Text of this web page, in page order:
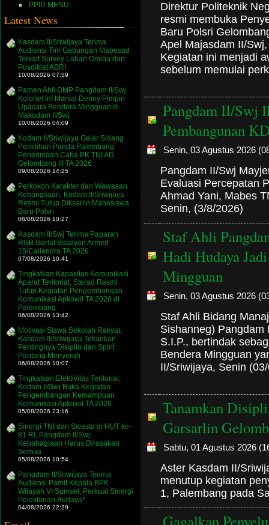
PPID MENU
Latest News
Kasdam II/Sriwijaya Terima
Audiensi Tim Gabungan Mabesad
Terkait Survey Lahan Omiba dan
Pusdiklat ABRI
10/08/2026 07:59
Pamen Ahli OMP Pangdam II/Swj
Kolonel Inf Marsal Denny Pimpin
Upacara Bendera Mingguan di
Makodam II/Swj
10/08/2026 04:09
Kodam II/Sriwijaya Gelar Sidang
Pemilihan Panda Palembang
Penerimaan Caba PK TNI AD
Gelombang III TA 2026
09/08/2026 14:25
Perkokoh Karakter dan Wawasan
Kebangsaan, Kodam II/Sriwijaya
Resmi Tutup Diksarlin Mahasiswa
Baru Polsri
08/08/2026 10:27
Kasdam II/Swj Terima Paparan
RGB Garlat Batalyon Armed
15/Cailendra TA 2026
07/08/2026 10:41
Tingkatkan Kapasitas Komunikasi
Aparat Teritorial, Sterad Resmi
Tutup Kegiatan Pengembangan
Komunikasi Apkowil TA 2026 di
Palembang
06/08/2026 13:42
Motivasi Siswa Sekolah Rakyat,
Kasdam II/Sriwijaya Tekankan
Pentingnya Disiplin dan Spirit
Pantang Menyerah
06/08/2026 10:07
Tingkatkan Efektivitas Teritorial,
Kodam II/Swj Buka Kegiatan
Pengembangan Kemampuan
Komunikasi Apkowil TA 2026
05/08/2026 23:16
Sinergi TNI dan Swasta di HUT ke-
81 RI, Pangdam II/Swj:
Kebahagiaan Harus Dirasakan
Semua
05/08/2026 10:54
Pangdam II/Sriwijaya Terima
Audiensi Pamit Kepala BPK
Wilayah VI Sumsel, Perkuat Sinergi
Pelestarian Budaya*
04/08/2026 22:29
Direktur Politeknik
resmi membuka
Baru Polsri
Apel Majasdam II/
Kegiatan ini menjadi
sebelum memulai
Pangdam II/Swj
Pembangunan
Senin, 03 Agustus 2026
Pangdam II/Swj
Evaluasi Percepatan
Ahmad Yani, Mabes
Senin, (3/8/2026)
Staf Ahli
Hadi Hudaya
Mingguan
Senin, 03 Agustus 2026
Staf Ahli Bidang
Sishanneg)
S.I.P., bertindak
Bendera Mingguan
II/Sriwijaya, Senin
Tanamkan
Garsarlin
Sabtu, 01 Agustus 2026
Aster Kasdam II/
menutup kegiatan
1, Palembang pada